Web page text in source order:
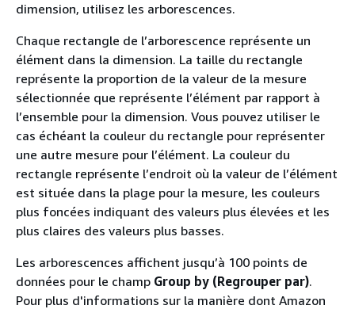
dimension, utilisez les arborescences.
Chaque rectangle de l’arborescence représente un
élément dans la dimension. La taille du rectangle
représente la proportion de la valeur de la mesure
sélectionnée que représente l’élément par rapport à
l’ensemble pour la dimension. Vous pouvez utiliser le
cas échéant la couleur du rectangle pour représenter
une autre mesure pour l’élément. La couleur du
rectangle représente l’endroit où la valeur de l’élément
est située dans la plage pour la mesure, les couleurs
plus foncées indiquant des valeurs plus élevées et les
plus claires des valeurs plus basses.
Les arborescences affichent jusqu’à 100 points de
données pour le champ Group by (Regrouper par).
Pour plus d'informations sur la manière dont Amazon